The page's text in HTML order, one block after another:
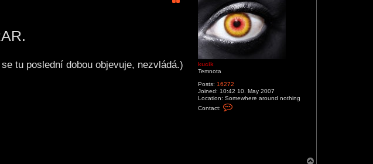
kucik
Temnota
Posts: 16272
Joined: 10:42 10. May 2007
Location: Somewhere around nothing
Contact:
tu poslední dobou objevuje, nezvládá.)